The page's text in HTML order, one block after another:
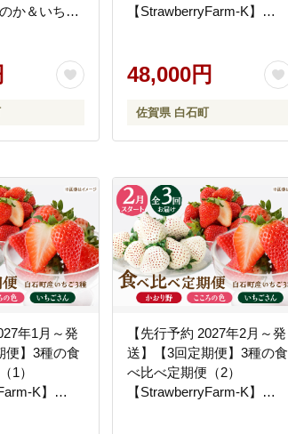
か＆いちご
ニー】イチ
【StrawberryFarm-K】
48,000円
佐賀県 白石町
年1月～発
便】3種の食
1）
K】
【先行予約 2027年2月～発
送】【3回定期便】3種の食
べ比べ定期便（2）
【StrawberryFarm-K】